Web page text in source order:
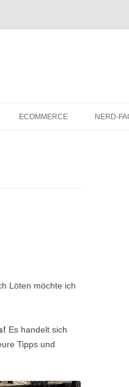
ECOMMERCE NERD-
Löten möchte ich
Es handelt sich
Tipps und